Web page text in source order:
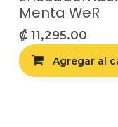
Menta WeR
₡ 11,295.00
Agregar al